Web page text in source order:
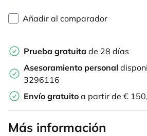
Añadir al comparador
Prueba gratuita de 28 días
Asesoramiento personal
3296116
Envío gratuito a partir de €
Más información